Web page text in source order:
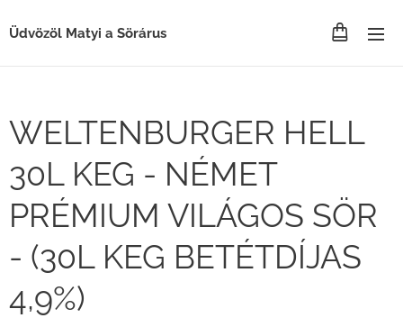
Üdvözöl Matyi a Sörárus
WELTENBURGER HELL
30L KEG - NÉMET
PRÉMIUM VILÁGOS SÖR
- (30L KEG BETÉTDÍJAS
4,9%)